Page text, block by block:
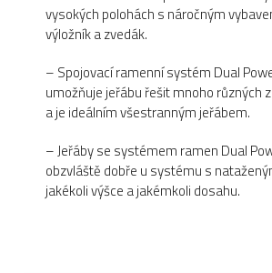
vysokých polohách s náročným
výložník a zvedák.
– Spojovací ramenní systém Dual
umožňuje jeřábu řešit mnoho různých
a je ideálním všestranným jeřábem.
– Jeřáby se systémem ramen Dual
obzvláště dobře u systému s
jakékoli výšce a jakémkoli dosahu.